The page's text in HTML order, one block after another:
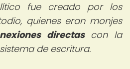
fue creado por los
quienes eran monjes
directascon la
de escritura.